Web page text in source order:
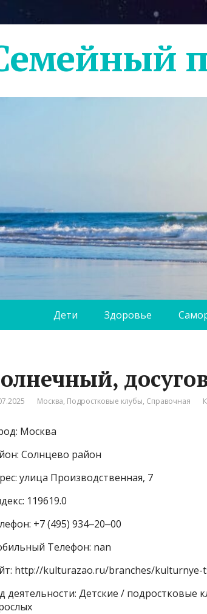
Дети Здоровье
Москва, Подростковые клубы, Справочная
Москва
Солнцево район
улица Производственная, 7
119619.0
+7 (495) 934‒20‒00
Телефон: nan
http://kulturazao.ru/branches/
деятельности: Детские / подростковые